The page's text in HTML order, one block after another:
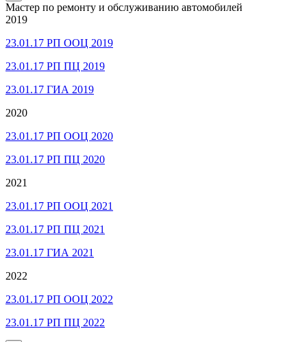
Мастер по ремонту и обслуживанию автомобилей
2019
23.01.17 РП ООЦ 2019
23.01.17 РП ПЦ 2019
23.01.17 ГИА 2019
2020
23.01.17 РП ООЦ 2020
23.01.17 РП ПЦ 2020
2021
23.01.17 РП ООЦ 2021
23.01.17 РП ПЦ 2021
23.01.17 ГИА 2021
2022
23.01.17 РП ООЦ 2022
23.01.17 РП ПЦ 2022